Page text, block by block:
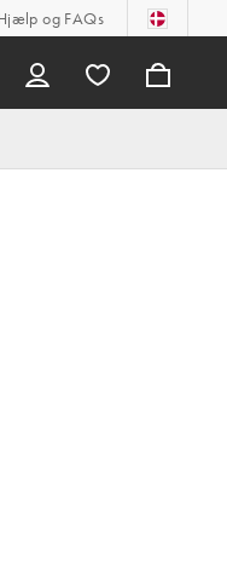
og FAQs
kr. (0%). Var 199,95